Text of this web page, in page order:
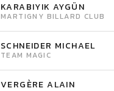
KARABIYIK AYGÜN
MARTIGNY BILLARD CLUB
SCHNEIDER MICHAEL
TEAM MAGIC
VERGÈRE ALAIN